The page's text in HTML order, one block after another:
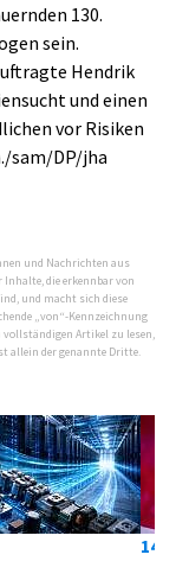
130.
sein.
Hendrik
und einen
vor Risiken
sam/DP/jha
und Nachrichten aus
Inhalte, die erkennbar von
und macht sich diese
„von“-Kennzeichnung
Artikel zu lesen,
allein der genannte Dritte.